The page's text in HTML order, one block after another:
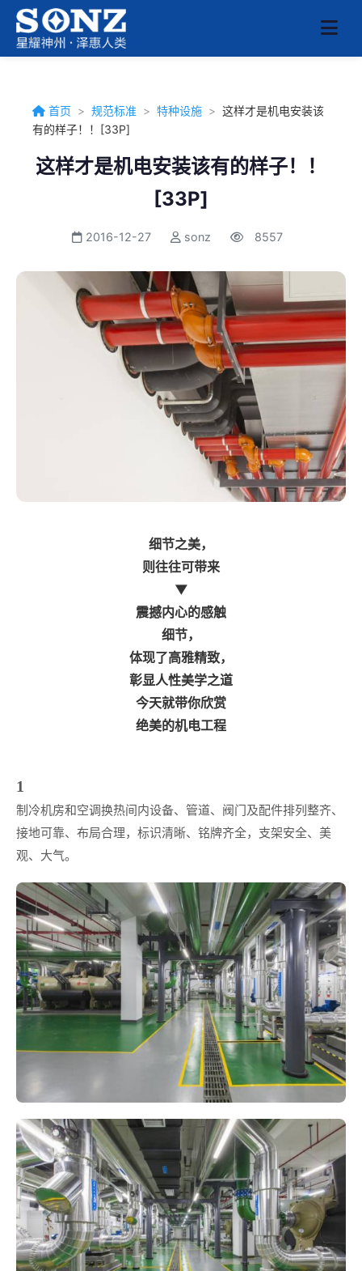
首页 > 规范标准 > 特种设施 > 这样才是机电安装该
有的样子！！[33P]
这样才是机电安装该有的样子！！
[33P]
2016-12-27 sonz 8557
细节之美，
则往往可带来
▼
震撼内心的感触
细节，
体现了高雅精致，
彰显人性美学之道
今天就带你欣赏
绝美的机电工程
1
制冷机房和空调换热间内设备、管道、阀门及配件排列整齐、
接地可靠、布局合理，标识清晰、铭牌齐全，支架安全、美
观、大气。